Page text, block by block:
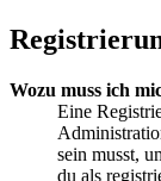
Wozu muss ich
Eine
sein musst,
du als